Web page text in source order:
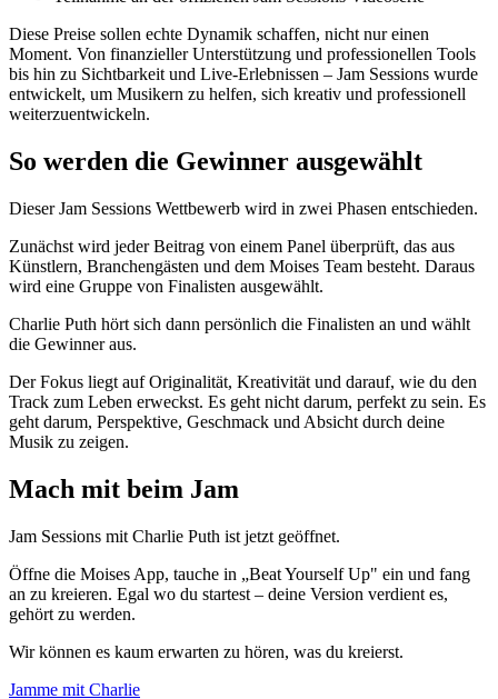
Diese Preise sollen echte Dynamik schaffen, nicht nur einen
Moment. Von finanzieller Unterstützung und professionellen Tools
bis hin zu Sichtbarkeit und Live-Erlebnissen – Jam Sessions wurde
entwickelt, um Musikern zu helfen, sich kreativ und professionell
weiterzuentwickeln.
So werden die Gewinner ausgewählt
Dieser Jam Sessions Wettbewerb wird in zwei Phasen entschieden.
Zunächst wird jeder Beitrag von einem Panel überprüft, das aus
Künstlern, Branchengästen und dem Moises Team besteht. Daraus
wird eine Gruppe von Finalisten ausgewählt.
Charlie Puth hört sich dann persönlich die Finalisten an und wählt
die Gewinner aus.
Der Fokus liegt auf Originalität, Kreativität und darauf, wie du den
Track zum Leben erweckst. Es geht nicht darum, perfekt zu sein. Es
geht darum, Perspektive, Geschmack und Absicht durch deine
Musik zu zeigen.
Mach mit beim Jam
Jam Sessions mit Charlie Puth ist jetzt geöffnet.
Öffne die Moises App, tauche in „Beat Yourself Up" ein und fang
an zu kreieren. Egal wo du startest – deine Version verdient es,
gehört zu werden.
Wir können es kaum erwarten zu hören, was du kreierst.
Jamme mit Charlie